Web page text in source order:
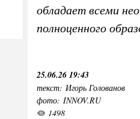
обладает всеми
полноценного
25.06.26 19:43
текст: Игорь Голованов
фото: INNOV.RU
1498